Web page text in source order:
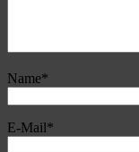
Name*
E-Mail*